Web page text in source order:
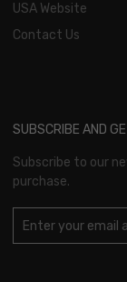
USA Website
Contact Us
SUBSCRIBE AND
Subscribe to our
purchase.